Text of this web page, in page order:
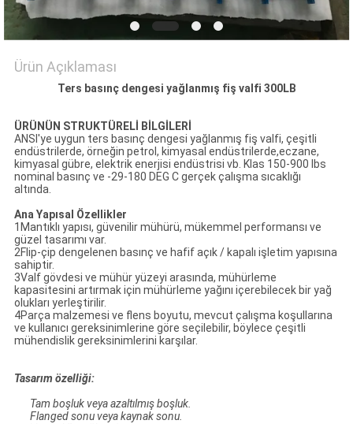
Ürün Açıklaması
Ters basınç dengesi yağlanmış fiş valfi 300LB
ÜRÜNÜN STRUKTÜRELİ BİLGİLERİ
ANSI'ye uygun ters basınç dengesi yağlanmış fiş valfi, çeşitli
endüstrilerde, örneğin petrol, kimyasal endüstrilerde,eczane,
kimyasal gübre, elektrik enerjisi endüstrisi vb. Klas 150-900 lbs
nominal basınç ve -29-180 DEG C gerçek çalışma sıcaklığı
altında.
Ana Yapısal Özellikler
1Mantıklı yapısı, güvenilir mühürü, mükemmel performansı ve
güzel tasarımı var.
2Flip-çip dengelenen basınç ve hafif açık / kapalı işletim yapısına
sahiptir.
3Valf gövdesi ve mühür yüzeyi arasında, mühürleme
kapasitesini artırmak için mühürleme yağını içerebilecek bir yağ
olukları yerleştirilir.
4Parça malzemesi ve flens boyutu, mevcut çalışma koşullarına
ve kullanıcı gereksinimlerine göre seçilebilir, böylece çeşitli
mühendislik gereksinimlerini karşılar.
Tasarım özelliği:
Tam boşluk veya azaltılmış boşluk.
Flanged sonu veya kaynak sonu.